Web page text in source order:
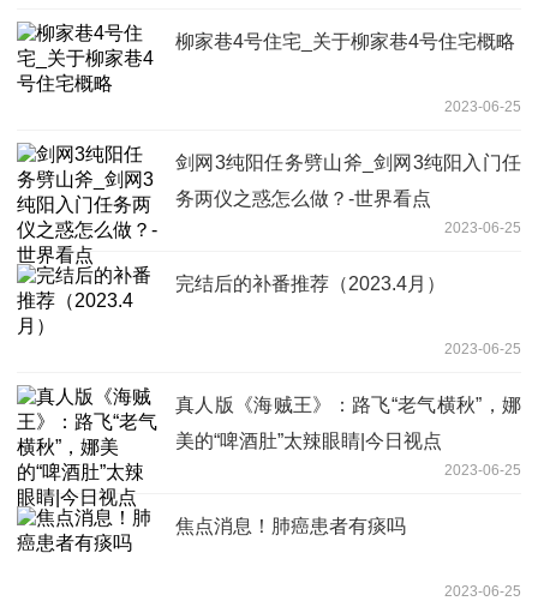
柳家巷4号住宅_关于柳家巷4号住宅概略
2023-06-25
剑网3纯阳任务劈山斧_剑网3纯阳入门任
务两仪之惑怎么做？-世界看点
2023-06-25
完结后的补番推荐（2023.4月）
2023-06-25
真人版《海贼王》：路飞“老气横秋”，娜
美的“啤酒肚”太辣眼睛|今日视点
2023-06-25
焦点消息！肺癌患者有痰吗
2023-06-25